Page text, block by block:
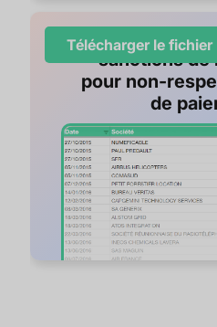
Découvrez
sanctions de
pour non-
de
Télécharger le fichier